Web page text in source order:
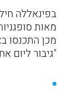
בפינאללה
מאות
מכן התכנסו
"גיבור ליום